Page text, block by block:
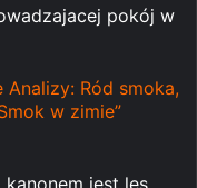
pokój w
Analizy: Ród smoka,
w zimie”